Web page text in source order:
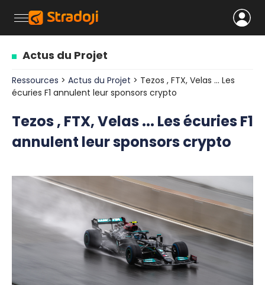
Actus du Projet
Ressources > Actus du Projet > Tezos , FTX, Velas ... Les
écuries F1 annulent leur sponsors crypto
Tezos , FTX, Velas ... Les écuries F1
annulent leur sponsors crypto